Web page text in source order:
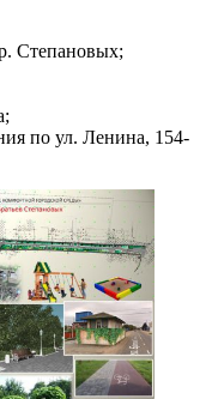
Степановых;
по ул. Ленина, 154-